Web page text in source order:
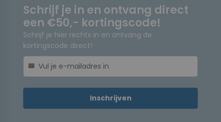
Schrijf je in en ontvang direct
een €50,- kortingscode!
Schrijf je hier rechts in en ontvang de
kortingscode direct!
mail
Inschrijven